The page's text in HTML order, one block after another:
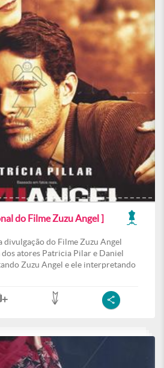
do Filme Zuzu Angel ]
do Filme Zuzu Angel
atores Patricia Pilar e Daniel
Zuzu Angel e ele interpretando